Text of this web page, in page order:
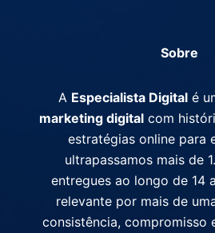
Sobre
A Especialista Digitalé
marketing digital com
estratégias online para
ultrapassamos mais de
entregues ao longo de 14
relevante por mais de
consistência, compromisso